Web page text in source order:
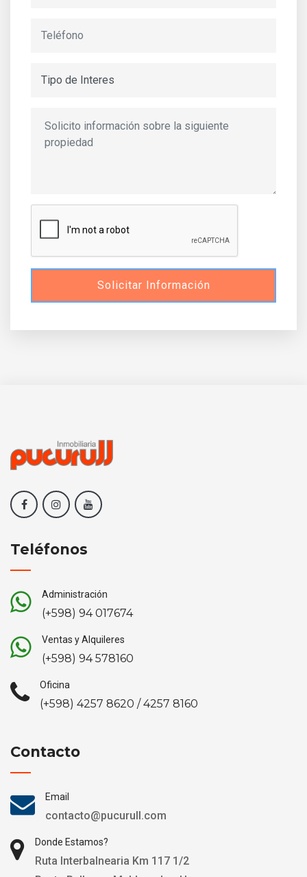
Solicitar Información
Teléfonos
Administración
(+598) 94 017674
Ventas y Alquileres
(+598) 94 578160
Oficina
(+598) 4257 8620 / 4257 8160
Contacto
Email
contacto@pucurull.com
Donde Estamos?
Ruta Interbalnearia Km 117 1/2